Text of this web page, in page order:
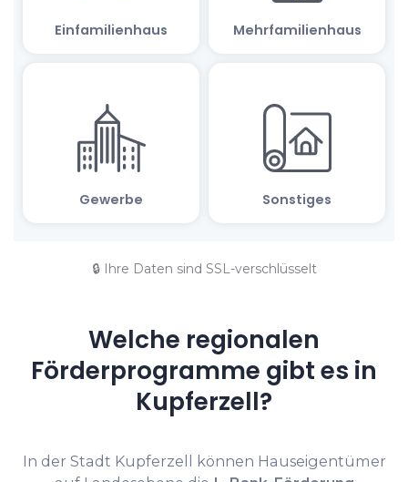
🔒 Ihre Daten sind SSL-verschlüsselt
Welche regionalen
Förderprogramme gibt es in
Kupferzell?
In der Stadt Kupferzell können Hauseigentümer